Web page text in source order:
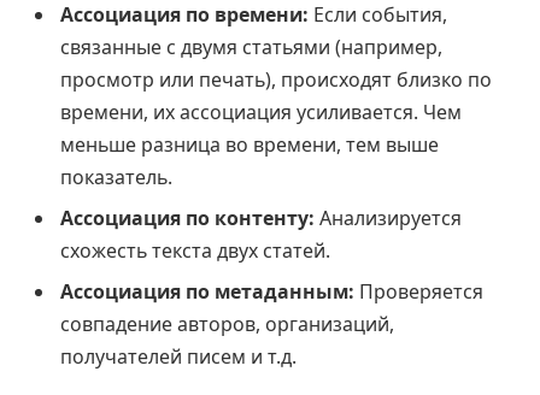
Ассоциация по времени: Если события,
связанные с двумя статьями (например,
просмотр или печать), происходят близко по
времени, их ассоциация усиливается. Чем
меньше разница во времени, тем выше
показатель.
Ассоциация по контенту: Анализируется
схожесть текста двух статей.
Ассоциация по метаданным: Проверяется
совпадение авторов, организаций,
получателей писем и т.д.